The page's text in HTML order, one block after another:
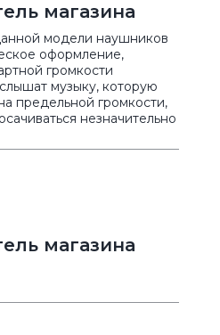
магазина
модели наушников
оформление,
громкости
музыку, которую
предельной громкости,
незначительно
магазина